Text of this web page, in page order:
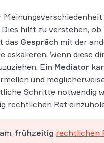
Dies hilft zu verstehen,
das Gespräch mit der
eskalieren. Wenn
Ein Mediator
und
Schritte notwendig
rechtlichen Rat
frühzeitig rechtlichen